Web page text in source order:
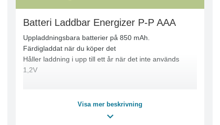
Batteri Laddbar Energizer P-P AAA
Uppladdningsbara batterier på 850 mAh.
Färdigladdat när du köper det
Håller laddning i upp till ett år när det inte används
1,2V
Visa mer beskrivning